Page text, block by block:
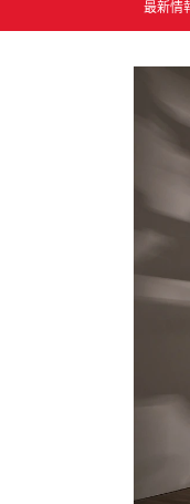
最新情